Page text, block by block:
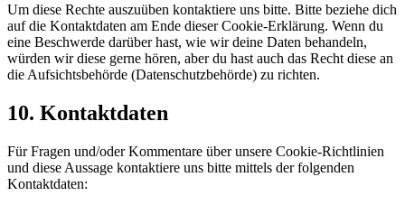
Um diese Rechte auszuüben kontaktiere uns bitte. Bitte beziehe dich
auf die Kontaktdaten am Ende dieser Cookie-Erklärung. Wenn du
eine Beschwerde darüber hast, wie wir deine Daten behandeln,
würden wir diese gerne hören, aber du hast auch das Recht diese an
die Aufsichtsbehörde (Datenschutzbehörde) zu richten.
10. Kontaktdaten
Für Fragen und/oder Kommentare über unsere Cookie-Richtlinien
und diese Aussage kontaktiere uns bitte mittels der folgenden
Kontaktdaten: